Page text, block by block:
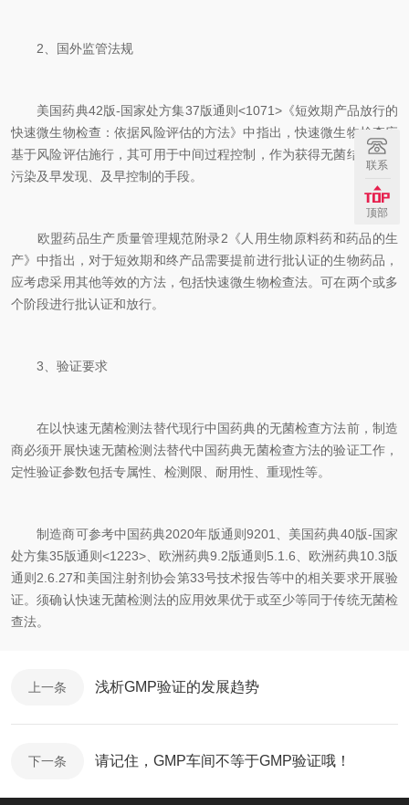
2、国外监管法规
美国药典42版-国家处方集37版通则<1071>《短效期产品放行的
快速微生物检查：依据风险评估的方法》中指出，快速微生物检查应
基于风险评估施行，其可用于中间过程控制，作为获得无菌结果和对
污染及早发现、及早控制的手段。
欧盟药品生产质量管理规范附录2《人用生物原料药和药品的生
产》中指出，对于短效期和终产品需要提前进行批认证的生物药品，
应考虑采用其他等效的方法，包括快速微生物检查法。可在两个或多
个阶段进行批认证和放行。
3、验证要求
在以快速无菌检测法替代现行中国药典的无菌检查方法前，制造
商必须开展快速无菌检测法替代中国药典无菌检查方法的验证工作，
定性验证参数包括专属性、检测限、耐用性、重现性等。
制造商可参考中国药典2020年版通则9201、美国药典40版-国家
处方集35版通则<1223>、欧洲药典9.2版通则5.1.6、欧洲药典10.3版
通则2.6.27和美国注射剂协会第33号技术报告等中的相关要求开展验
证。须确认快速无菌检测法的应用效果优于或至少等同于传统无菌检
查法。
上一条 浅析GMP验证的发展趋势
下一条 请记住，GMP车间不等于GMP验证哦！
联系
顶部